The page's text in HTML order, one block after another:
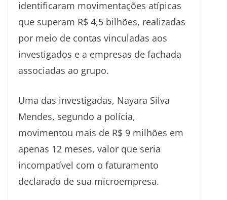
identificaram movimentações atípicas
que superam R$ 4,5 bilhões, realizadas
por meio de contas vinculadas aos
investigados e a empresas de fachada
associadas ao grupo.
Uma das investigadas, Nayara Silva
Mendes, segundo a polícia,
movimentou mais de R$ 9 milhões em
apenas 12 meses, valor que seria
incompatível com o faturamento
declarado de sua microempresa.